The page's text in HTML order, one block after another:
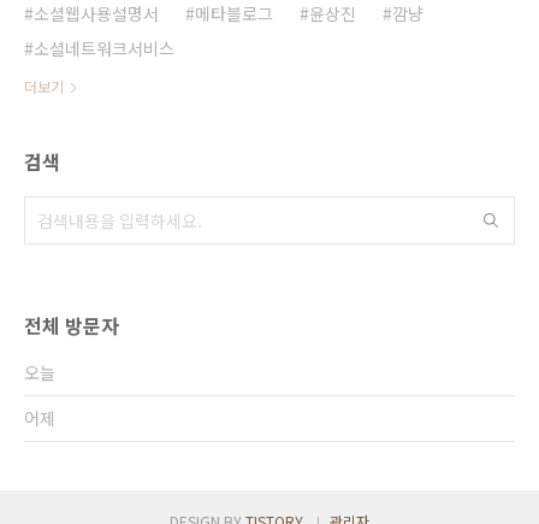
소셜웹사용설명서
메타블로그 윤상진
깜냥
소셜네트워크서비스
더보기
검색
전체 방문자
오늘
어제